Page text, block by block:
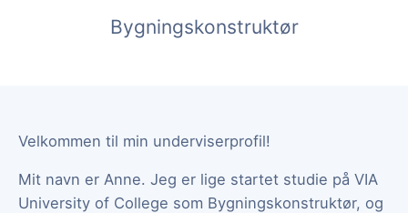
Bygningskonstruktør
Velkommen til min underviserprofil!
Mit navn er Anne. Jeg er lige startet studie på VIA
University of College som Bygningskonstruktør, og